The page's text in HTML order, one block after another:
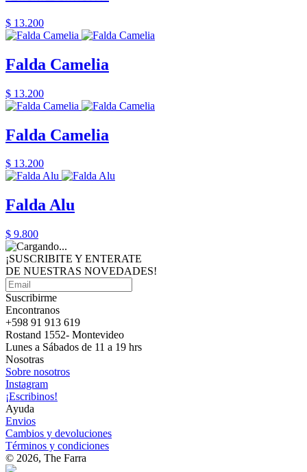
$ 13.200
Falda Camelia
$ 13.200
Falda Camelia
$ 13.200
Falda Alu
$ 9.800
¡SUSCRIBITE Y ENTERATE
DE NUESTRAS NOVEDADES!
Suscribirme
Encontranos
+598 91 913 619
Rostand 1552- Montevideo
Lunes a Sábados de 11 a 19 hrs
Nosotras
Sobre nosotros
Instagram
¡Escribinos!
Ayuda
Envios
Cambios y devoluciones
Términos y condiciones
© 2026, The Farra